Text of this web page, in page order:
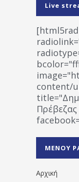
Live
content/
Πρέβεζας
ΜΕΝΟΥ
Αρχική